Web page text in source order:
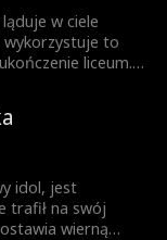
w ciele
wykorzystuje to
liceum.
pójścia na studia,
ze strony
szkolne
idol, jest
trafił na swój
wierną